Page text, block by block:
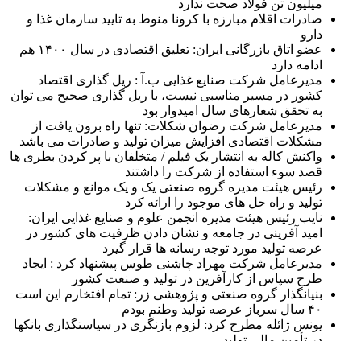
میلیون تن فولاد صحت ندارد
صادرات اقلام مبارزه با کرونا منوط به تایید سازمان غذا و
دارو
عضو اتاق بازرگانی ایران: تعلیق اقتصادی در سال ۱۴۰۰ هم
ادامه دارد
مدیرعامل شرکت صنایع غذایی ب.آ : ریل گذاری اقتصاد
کشور در مسیر مناسبی نیست، با ریل گذاری صحیح می توان
به تحقق شعارهای سال امیدوار بود
مدیرعامل شرکت رضوان شکلات: تنها راه برون یافت از
مشکلات اقتصادی افزایش میزان تولید و صادرات می باشد
واکنش کاله به انتشار یک فیلم / متخلفان با پر کردن بطری ها
قصد سوء استفاده از شرکت را داشتند
رئیس هیئت مدیره گروه صنعتی یک و یک موانع و مشکلات
تولید و راه حل های موجود را ارائه کرد
نایب رئیس هیئت مدیره انجمن علوم و صنایع غذایی ایران:
امید آفرینی در جامعه و نشان دادن ظرفیت های کشور در
عرصه تولید مورد توجه رسانه ها قرار گیرد
مدیرعامل شرکت مهراد چاشنی طوس پیشنهاد کرد : ایجاد
طرح سپاس از کارآفرین در تولید و صنعت کشور
بنیانگذار گروه صنعتی و پژوهشی زر: تمام افتخارم این است
۴۰ سال سرباز عرصه تولید وطنم بودم
یونس ژائله مطرح کرد: لزوم بازنگری در سیاستگذاری بانکها